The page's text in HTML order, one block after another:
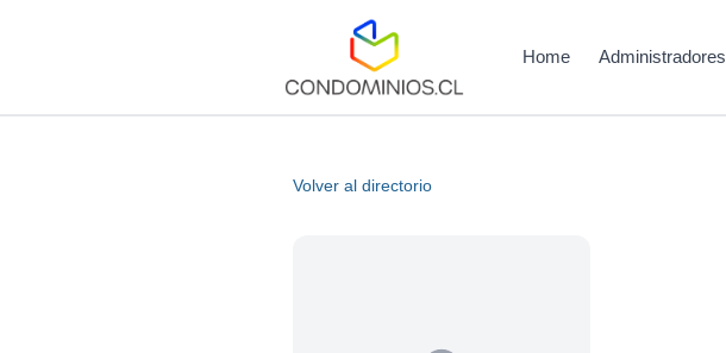
Home Administradores
Volver al directorio